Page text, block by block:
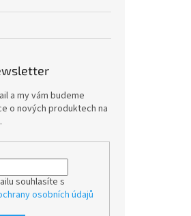
a my vám budeme
o nových produktech na
souhlasíte s
osobních údajů